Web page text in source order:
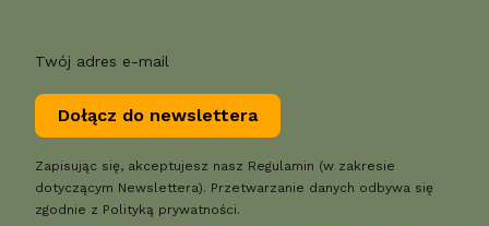
Twój adres e-mail
Dołącz do newslettera
Zapisując się, akceptujesz nasz Regulamin (w zakresie
dotyczącym Newslettera). Przetwarzanie danych odbywa się
zgodnie z Polityką prywatności.